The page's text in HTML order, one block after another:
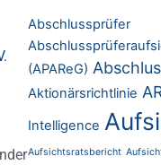
Abschlussprüfer
(APAReG)
Aktionärsrichtlinie
Intelligence
Aufsichtsratsbericht